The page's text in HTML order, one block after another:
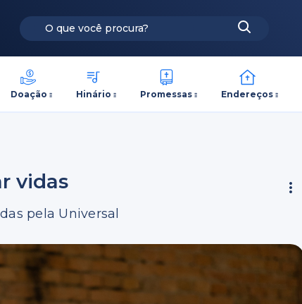
Doação Hinário Promessas Endereços
vidas
pela Universal